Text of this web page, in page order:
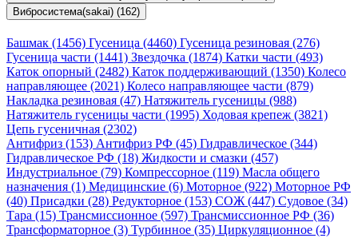
Вибросистема(sakai) (162)
Башмак (1456) Гусеница (4460) Гусеница резиновая (276)
Гусеница части (1441) Звездочка (1874) Катки части (493)
Каток опорный (2482) Каток поддерживающий (1350) Колесо
направляющее (2021) Колесо направляющее части (879)
Накладка резиновая (47) Натяжитель гусеницы (988)
Натяжитель гусеницы части (1995) Ходовая крепеж (3821)
Цепь гусеничная (2302)
Антифриз (153) Антифриз РФ (45) Гидравлическое (344)
Гидравлическое РФ (18) Жидкости и смазки (457)
Индустриальное (79) Компрессорное (119) Масла общего
назначения (1) Медицинские (6) Моторное (922) Моторное РФ
(40) Присадки (28) Редукторное (153) СОЖ (447) Судовое (34)
Тара (15) Трансмиссионное (597) Трансмиссионное РФ (36)
Трансформаторное (3) Турбинное (35) Циркуляционное (4)